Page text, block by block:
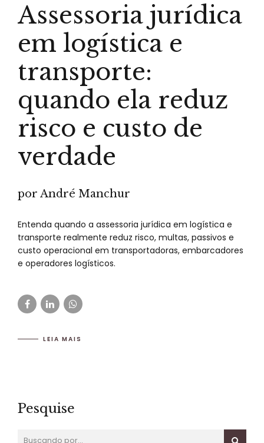
Assessoria jurídica
em logística e
transporte:
quando ela reduz
risco e custo de
verdade
por André Manchur
Entenda quando a assessoria jurídica em logística e
transporte realmente reduz risco, multas, passivos e
custo operacional em transportadoras, embarcadores
e operadores logísticos.
LEIA MAIS
Pesquise